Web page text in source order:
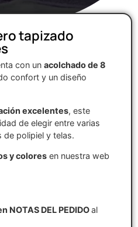
tapizado
con un acolchado de 8
confort y un diseño
excelentes, este
de elegir entre varias
de polipiel y telas.
y colores en nuestra web
NOTAS DEL PEDIDOal